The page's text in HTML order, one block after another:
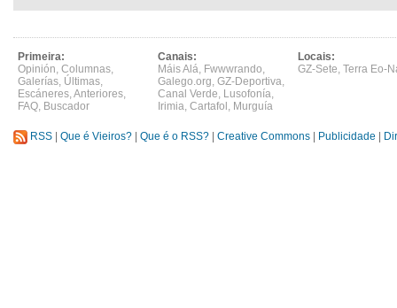
Primeira:
Opinión, Columnas,
Galerías, Últimas,
Escáneres,Anteriores,
FAQ, Buscador
Canais:
Máis Alá, Fwwwrando,
Galego.org, GZ-Deportiva,
Canal Verde, Lusofonía,
Irimia, Cartafol , Murguía
Locais:
GZ-Sete, Terra Eo-
RSS Que é Vieiros? Que é o RSS? Creative Commons Publicidade